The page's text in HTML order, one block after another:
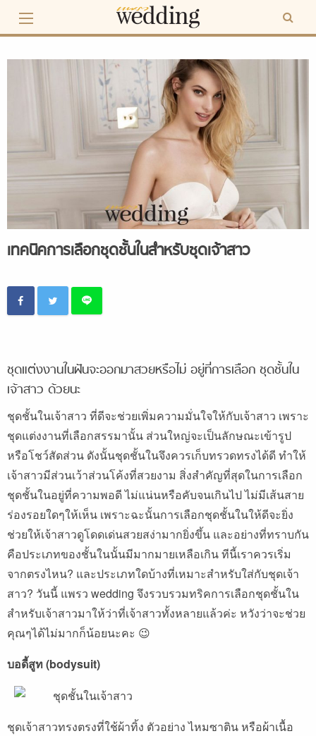
content
เทคนิคการเลือกชุดชั้นในสำหรับชุดเจ้าสาว
ชุดแต่งงานในฝันจะออกมาสวยหรือไม่ อยู่ที่การเลือก ชุดชั้นใน
เจ้าสาว ด้วยนะ
ชุดชั้นในเจ้าสาว ที่ดีจะช่วยเพิ่มความมั่นใจให้กับเจ้าสาว เพราะ
ชุดแต่งงานที่เลือกสรรมานั้น ส่วนใหญ่จะเป็นลักษณะเข้ารูป
หรือโชว์สัดส่วน ดังนั้นชุดชั้นในจึงควรเก็บทรวดทรงได้ดี ทำให้
เจ้าสาวมีส่วนเว้าส่วนโค้งที่สวยงาม สิ่งสำคัญที่สุดในการเลือก
ชุดชั้นในอยู่ที่ความพอดี ไม่แน่นหรือคับจนเกินไป ไม่มีเส้นสาย
ร่องรอยใดๆให้เห็น เพราะฉะนั้นการเลือกชุดชั้นในให้ดีจะยิ่ง
ช่วยให้เจ้าสาวดูโดดเด่นสวยสง่ามากยิ่งขึ้น และอย่างที่ทราบกัน
คือประเภทของชั้นในนั้นมีมากมายเหลือเกิน ทีนี้เราควรเริ่ม
จากตรงไหน? และประเภทใดบ้างที่เหมาะสำหรับใส่กับชุดเจ้า
สาว? วันนี้ แพรว wedding จึงรวบรวมทริคการเลือกชุดชั้นใน
สำหรับเจ้าสาวมาให้ว่าที่เจ้าสาวทั้งหลายแล้วค่ะ หวังว่าจะช่วย
คุณๆได้ไม่มากก็น้อยนะคะ 😉
บอดี้สูท (bodysuit)
ชุดเจ้าสาวทรงตรงที่ใช้ผ้าทิ้ง ตัวอย่าง ไหมซาติน หรือผ้าเนื้อ